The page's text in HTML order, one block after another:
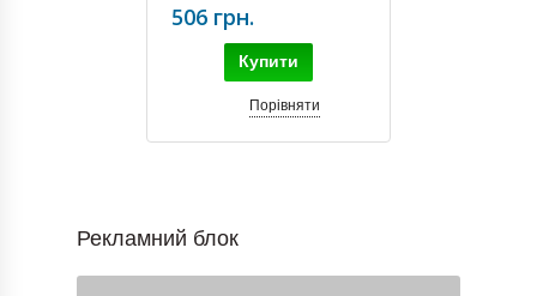
506 грн.
Купити
Порівняти
Рекламний блок